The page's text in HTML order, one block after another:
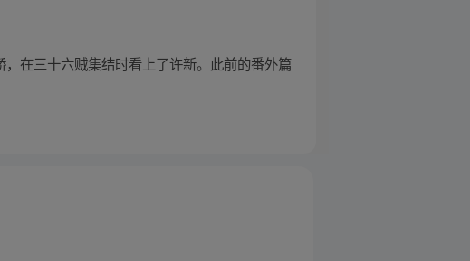
在三十六贼集结时看上了许新。此前的番外篇